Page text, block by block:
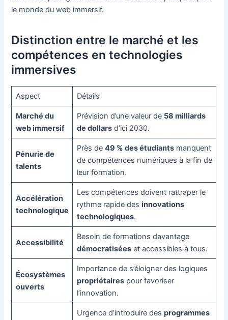
le monde du web immersif.
Distinction entre le marché et les
compétences en technologies
immersives
Aspect Détails
Marché du
web immersif
Prévision d’une valeur de 58 milliards
de dollarsd’ici 2030.
Pénurie de
talents
Près de 49 % des étudiantsmanquent
de compétences numériques à la fin de
leur formation.
Accélération
technologique
Les compétences doivent rattraper le
rythme rapide des innovations
technologiques.
Accessibilité
Besoin de formations davantage
démocratiséeset accessibles à tous.
Écosystèmes
ouverts
Importance de s’éloigner des logiques
propriétairespour favoriser
l’innovation.
Urgence d’introduire des programmes